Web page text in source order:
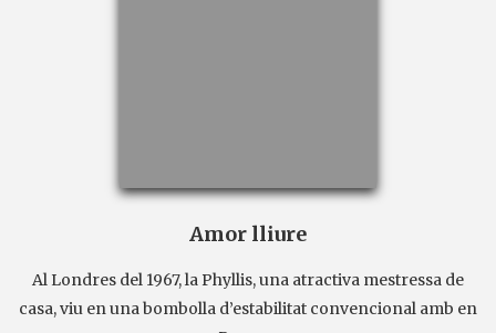
Amor lliure
Al Londres del 1967, la Phyllis, una atractiva mestressa de
casa, viu en una bombolla d’estabilitat convencional amb en